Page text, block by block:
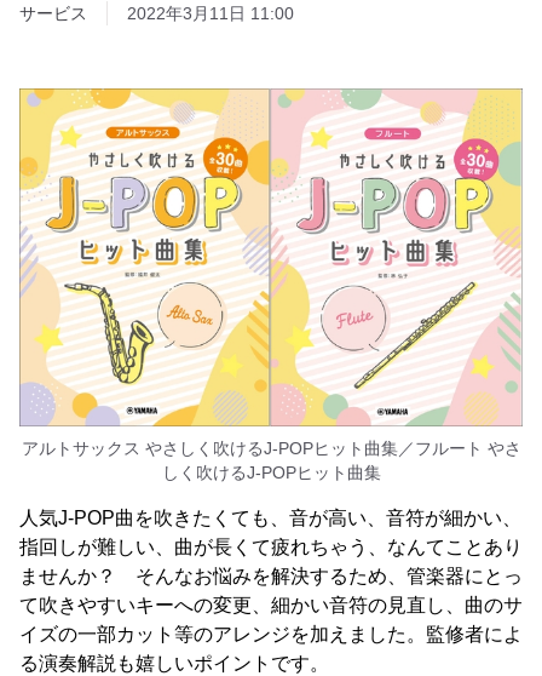
サービス
2022年3月11日 11:00
アルトサックス やさしく吹けるJ-POPヒット曲集／フルート やさ
しく吹けるJ-POPヒット曲集
人気J-POP曲を吹きたくても、音が高い、音符が細かい、
指回しが難しい、曲が長くて疲れちゃう、なんてことあり
ませんか？ そんなお悩みを解決するため、管楽器にとっ
て吹きやすいキーへの変更、細かい音符の見直し、曲のサ
イズの一部カット等のアレンジを加えました。監修者によ
る演奏解説も嬉しいポイントです。